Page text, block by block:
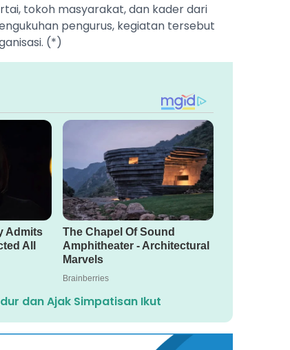
tokoh masyarakat, dan kader dari
pengurus, kegiatan tersebut
(*)
dan Ajak Simpatisan Ikut